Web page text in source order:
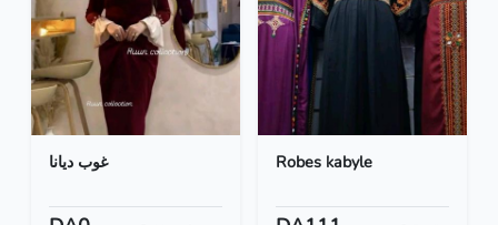
غوب ديانا Robes kabyle